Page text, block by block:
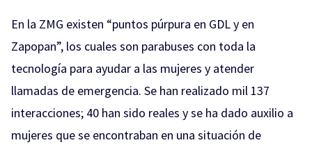
En la ZMG existen “puntos púrpura en GDL y en
Zapopan”, los cuales son parabuses con toda la
tecnología para ayudar a las mujeres y atender
llamadas de emergencia. Se han realizado mil 137
interacciones; 40 han sido reales y se ha dado auxilio a
mujeres que se encontraban en una situación de